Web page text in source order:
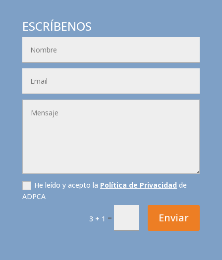
ESCRÍBENOS
He leído y acepto la Política de Privacidad de
ADPCA
3 + 1 = Enviar